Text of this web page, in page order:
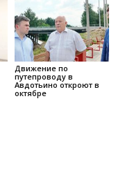
Движение по
путепроводу в
Авдотьино откроют в
октябре